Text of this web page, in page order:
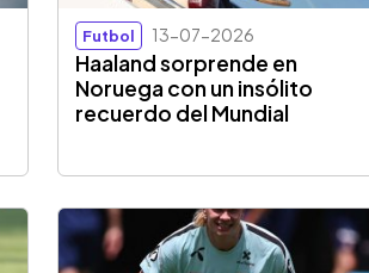
Futbol 13-07-2026
Haaland sorprende en
Noruega con un insólito
recuerdo del Mundial